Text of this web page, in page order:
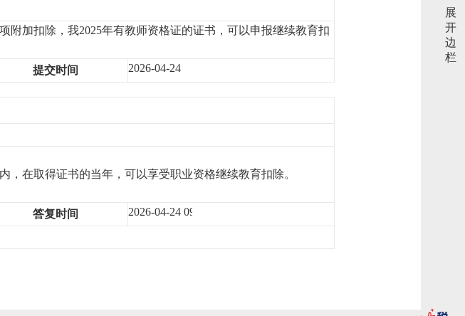
附加扣除，我2025年有教师资格证的证书，可以申报继续教育扣
提交时间 2026-04-24
，在取得证书的当年，可以享受职业资格继续教育扣除。
答复时间 2026-04-24 09:37:19
展
开
边
栏